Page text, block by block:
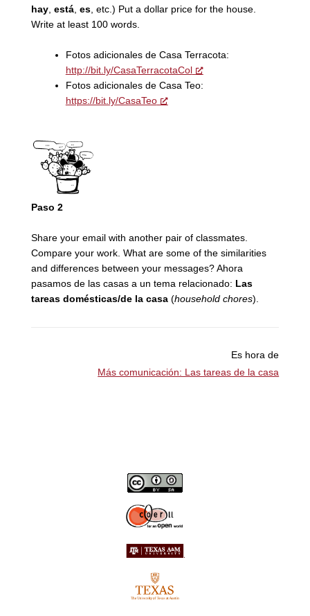
hay, está, es, etc.) Put a dollar price for the house.
Write at least 100 words.
Fotos adicionales de Casa Terracota:
http://bit.ly/CasaTerracotaCol
Fotos adicionales de Casa Teo:
https://bit.ly/CasaTeo
Paso 2
Share your email with another pair of classmates.
Compare your work. What are some of the similarities
and differences between your messages?Ahora
pasamos de las casas a un tema relacionado: Las
tareas domésticas/de la casa(household chores).
Es hora de
Más comunicación: Las tareas de la casa